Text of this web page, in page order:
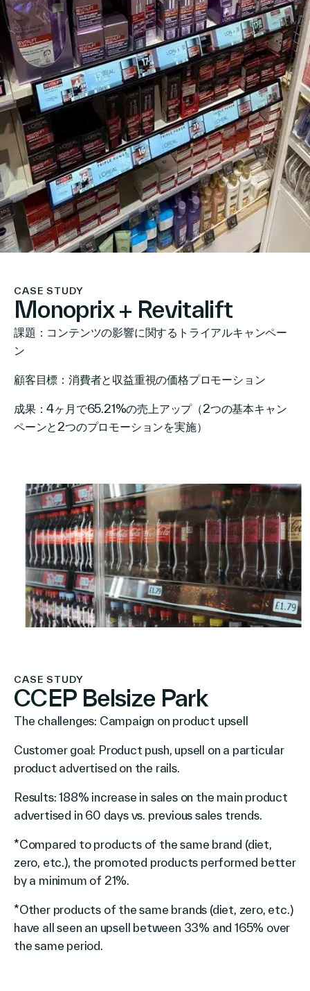
CASE STUDY
Monoprix + Revitalift
課題：コンテンツの影響に関するトライアルキャンペー
ン
顧客目標：消費者と収益重視の価格プロモーション
成果：4ヶ月で65.21%の売上アップ（2つの基本キャン
ペーンと2つのプロモーションを実施）
CASE STUDY
CCEP Belsize Park
The challenges: Campaign on product upsell
Customer goal: Product push, upsell on a particular
product advertised on the rails.
Results: 188% increase in sales on the main product
advertised in 60 days vs. previous sales trends.
*Compared to products of the same brand (diet,
zero, etc.), the promoted products performed better
by a minimum of 21%.
*Other products of the same brands (diet, zero, etc.)
have all seen an upsell between 33% and 165% over
the same period.